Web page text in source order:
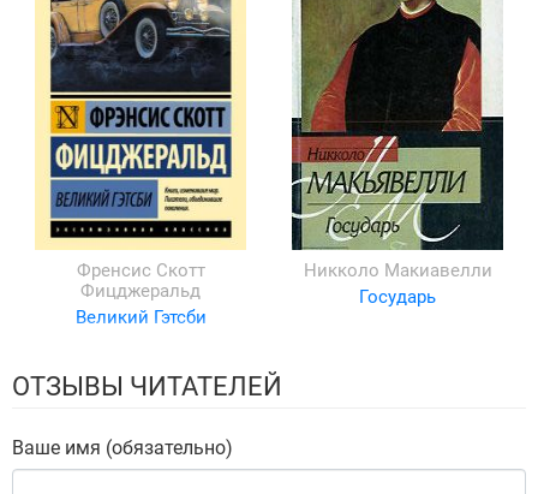
Френсис Скотт
Фицджеральд
Великий Гэтсби
Никколо Макиавелли
Государь
ОТЗЫВЫ ЧИТАТЕЛЕЙ
Ваше имя (обязательно)